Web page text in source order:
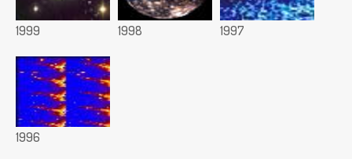
1999 1998 1997
1996